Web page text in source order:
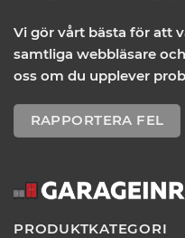
Vi gör vårt bästa för att
samtliga webbläsare
oss om du upplever
RAPPORTERA FEL
PRODUKTKATEGORI